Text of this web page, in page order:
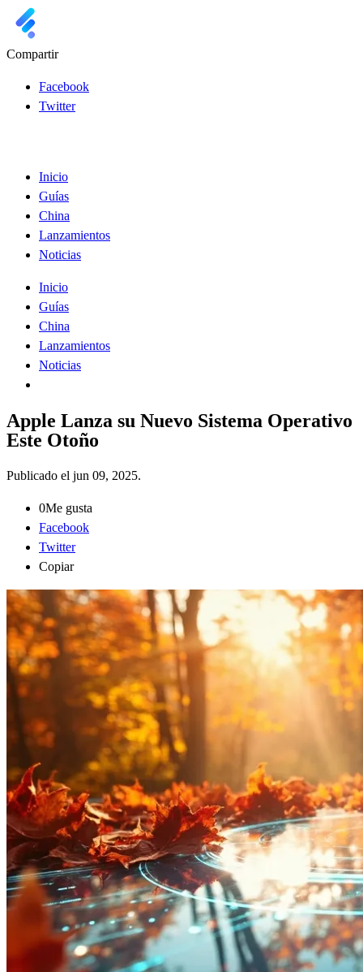
Compartir
Facebook
Twitter
Inicio
Guías
China
Lanzamientos
Noticias
Inicio
Guías
China
Lanzamientos
Noticias
Apple Lanza su Nuevo Sistema Operativo
Este Otoño
Publicado el jun 09, 2025.
0Me gusta
Facebook
Twitter
Copiar